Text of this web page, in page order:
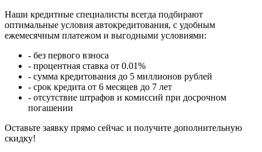
Наши кредитные специалисты всегда подбирают
оптимальные условия автокредитования, с удобным
ежемесячным платежом и выгодными условиями:
- без первого взноса
- процентная ставка от 0.01%
- сумма кредитования до 5 миллионов рублей
- срок кредита от 6 месяцев до 7 лет
- отсутствие штрафов и комиссий при досрочном
погашении
Оставьте заявку прямо сейчас и получите дополнительную
скидку!